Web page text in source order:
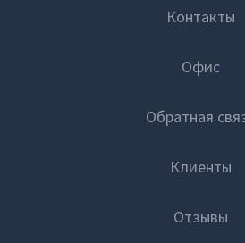
Контакты
Офис
Обратная
Клиенты
Отзывы